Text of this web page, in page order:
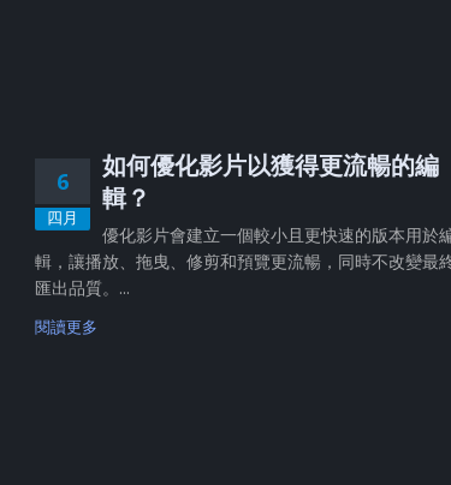
6
四月
如何優化影片以獲得更流暢的編
輯？
優化影片會建立一個較小且更快速的版本用於
輯，讓播放、拖曳、修剪和預覽更流暢，同時不改變最
匯出品質。...
閱讀更多